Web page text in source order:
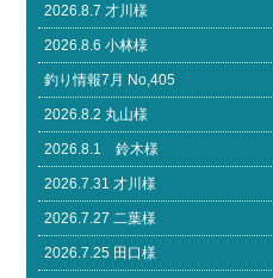
2026.8.7 才川様
2026.8.6 小林様
釣り情報7月 No,405
2026.8.2 丸山様
2026.8.1 鈴木様
2026.7.31 才川様
2026.7.27 二葉様
2026.7.25 田口様